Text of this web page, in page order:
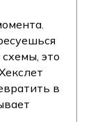
это
в